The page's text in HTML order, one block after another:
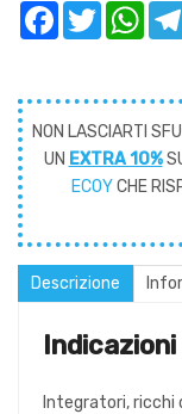
FacebookTwitter
NON LASCIARTI
UN EXTRA 10%
ECOYCHE
Descrizione
Indicazioni
Integratori, ricchi